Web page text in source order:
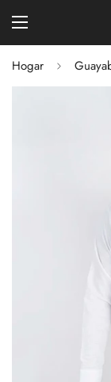
Hogar